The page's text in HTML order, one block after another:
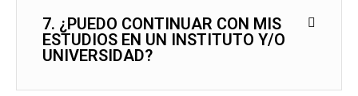
7. ¿PUEDO CONTINUAR CON MIS
ESTUDIOS EN UN INSTITUTO Y/O
UNIVERSIDAD?